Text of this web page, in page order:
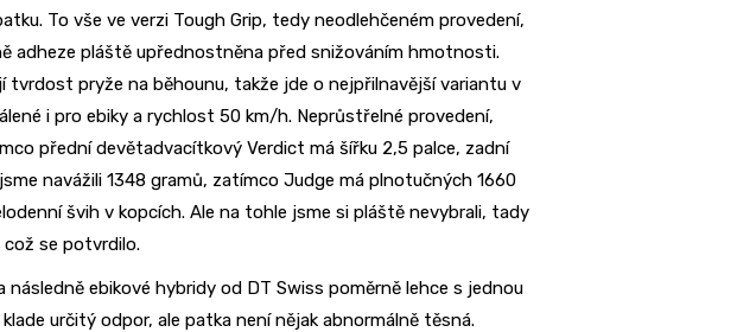
To vše ve verzi Tough Grip, tedy neodlehčeném provedení,
adheze pláště upřednostněna před snižováním hmotnosti.
tvrdost pryže na běhounu, takže jde o nejpřilnavější variantu v
i pro ebiky a rychlost 50 km/h. Neprůstřelné provedení,
přední devětadvacítkový Verdict má šířku 2,5 palce, zadní
navážili 1348 gramů, zatímco Judge má plnotučných 1660
švih v kopcích. Ale na tohle jsme si pláště nevybrali, tady
se potvrdilo.
ebikové hybridy od DT Swiss poměrně lehce s jednou
určitý odpor, ale patka není nějak abnormálně těsná.